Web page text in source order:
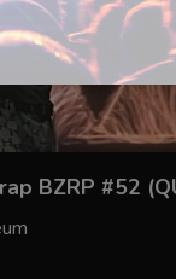
BZRP #52